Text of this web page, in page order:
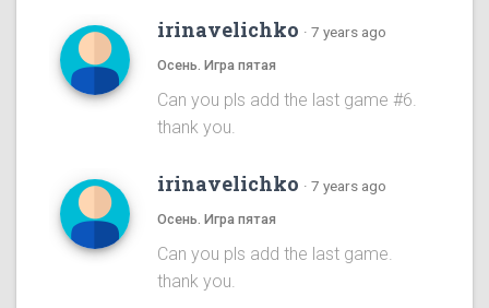
irinavelichko · 7 years ago
Осень. Игра пятая
Can you pls add the last game #6.
thank you.
irinavelichko · 7 years ago
Осень. Игра пятая
Can you pls add the last game.
thank you.